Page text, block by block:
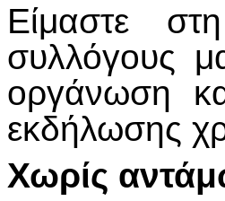
Είμαστε
συλλόγους
οργάνωση
εκδήλωσης
Χωρίς